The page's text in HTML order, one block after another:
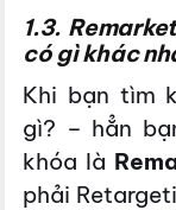
1.3.
có gì khác
Khi bạn tìm
gì? – hẳn
khóa là
phải